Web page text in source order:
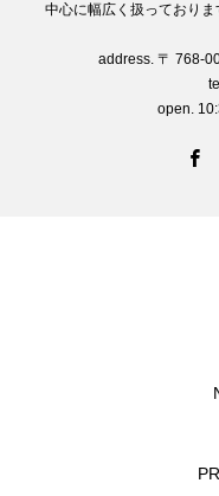
中心に幅広く扱っておりま
address. 〒 768-
open.